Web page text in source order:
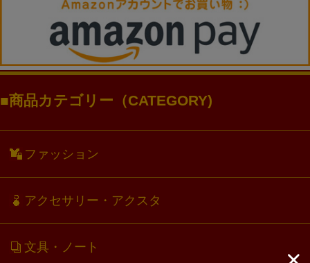
商品カテゴリー（CATEGORY)
ファッション
アクセサリー・アクスタ
文具・ノート